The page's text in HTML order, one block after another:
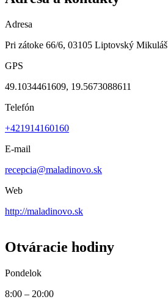
Adresa
Pri zátoke 66/6, 03105 Liptovský Mikuláš
GPS
49.1034461609, 19.5673088611
Telefón
+421914160160
E-mail
recepcia@maladinovo.sk
Web
http://maladinovo.sk
Otváracie hodiny
Pondelok
8:00 – 20:00